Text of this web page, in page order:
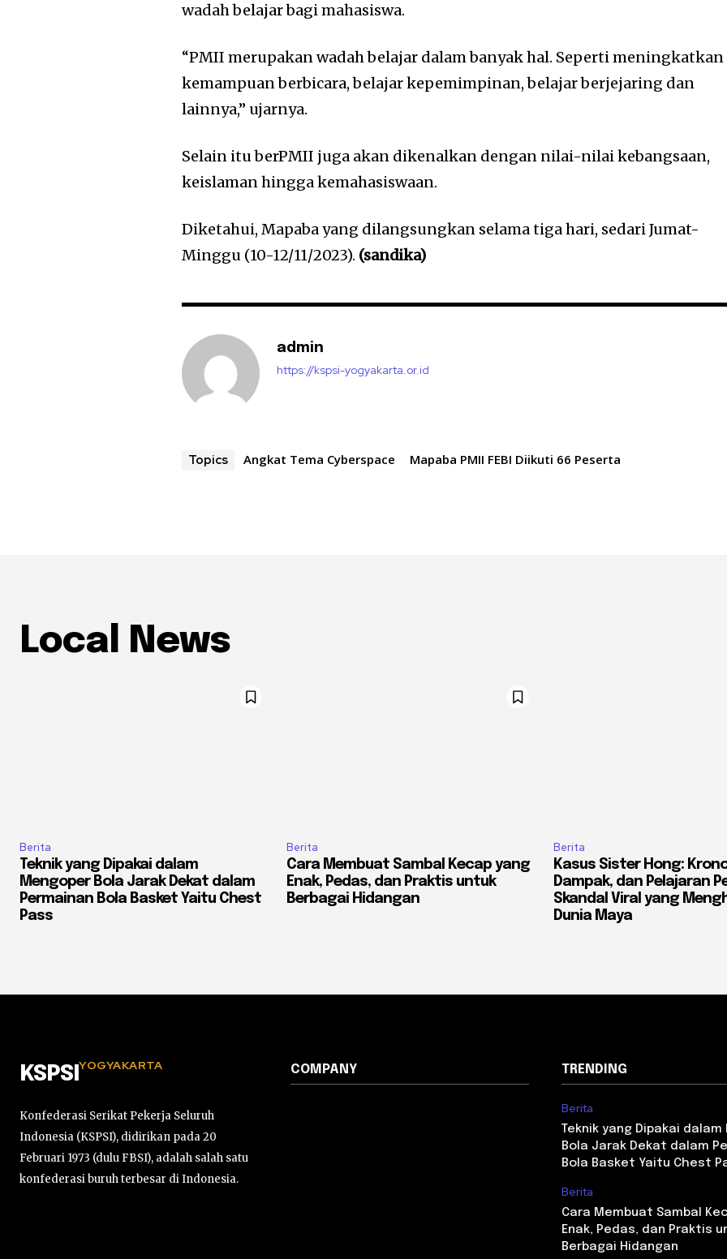
wadah belajar bagi mahasiswa.
“PMII merupakan wadah belajar dalam banyak hal. Seperti meningkatkan
kemampuan berbicara, belajar kepemimpinan, belajar berjejaring dan
lainnya,” ujarnya.
Selain itu berPMII juga akan dikenalkan dengan nilai-nilai kebangsaan,
keislaman hingga kemahasiswaan.
Diketahui, Mapaba yang dilangsungkan selama tiga hari, sedari Jumat-
Minggu (10-12/11/2023). (sandika)
admin
https://kspsi-yogyakarta.or.id
Topics Angkat Tema Cyberspace Mapaba PMII FEBI Diikuti 66 Peserta
Local News
Berita
Teknik yang Dipakai dalam
Mengoper Bola Jarak Dekat dalam
Permainan Bola Basket Yaitu Chest
Pass
Berita
Cara Membuat Sambal Kecap yang
Enak, Pedas, dan Praktis untuk
Berbagai Hidangan
Berita
Kasus Sister Hong:
Dampak, dan Pelajaran
Skandal Viral yang
Dunia Maya
KSPSI YOGYAKARTA
Konfederasi Serikat Pekerja Seluruh
Indonesia (KSPSI), didirikan pada 20
Februari 1973 (dulu FBSI), adalah salah satu
konfederasi buruh terbesar di Indonesia.
COMPANY TRENDING
Berita
Teknik yang Dipakai dalam
Bola Jarak Dekat dalam
Bola Basket Yaitu Chest
Berita
Cara Membuat Sambal
Enak, Pedas, dan Praktis
Berbagai Hidangan